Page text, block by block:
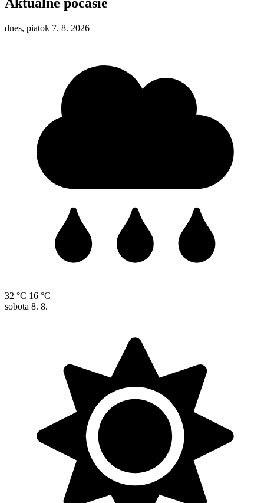
dnes, piatok 7. 8. 2026
32 °C 16 °C
sobota 8. 8.